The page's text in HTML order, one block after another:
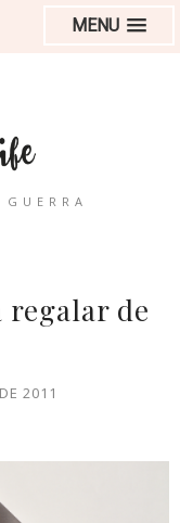
MENU
regalar de
2011